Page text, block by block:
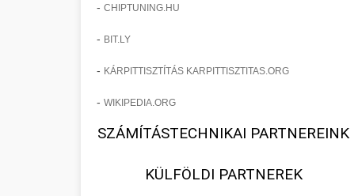
- CHIPTUNING.HU
- BIT.LY
- KÁRPITTISZTÍTÁS KARPITTISZTITAS.ORG
- WIKIPEDIA.ORG
SZÁMÍTÁSTECHNIKAI PARTNEREINK
KÜLFÖLDI PARTNEREK